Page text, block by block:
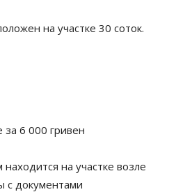
на участке 30 соток.
6 000 гривен
на участке возле
с документами